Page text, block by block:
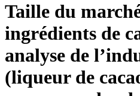
Taille du
ingrédients de
analyse de
(liqueur de